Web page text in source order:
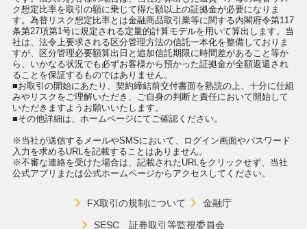
ク想定比率を取引の額に乗じて得た額以上の証拠金が必要になりま
す。為替リスク想定比率とは金融商品取引業等に関する内閣府令第117
条第27項第1号に規定される定量的計算モデルを用いて算出します。当
社は、法令上要求される区分管理方法の信託一本化を整備しておりま
すが、区分管理必要額算出日と追加信託期限に時間差があること等か
ら、いかなる状況でも必ずお客様から預かった証拠金が全額返還され
ることを保証するものではありません。
■お取引の開始にあたり、契約締結前交付書面を熟読の上、十分に仕組
みやリスクをご理解いただき、ご自身の判断と責任において開始して
いただきますようお願いいたします。
■その他詳細は、ホームページにてご確認ください。
※当社が送信するメールやSMSにおいて、ログイン画面やパスワード
入力を求めるURLを記載することはありません。
※不審な連絡を受けた場合は、記載されたURLをクリックせず、当社
公式アプリまたは公式ホームページからアクセスしてください。
FX取引の規制について
金融庁
SESC 証券取引等監視委員会